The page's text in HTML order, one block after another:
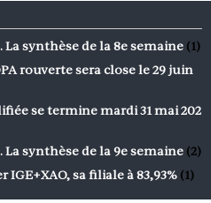
synthèse de la 8e semaine (1)
rouverte sera close le 29 juin
se termine mardi 31 mai 202
synthèse de la 9e semaine (2)
sa filiale à 83,93% (1)